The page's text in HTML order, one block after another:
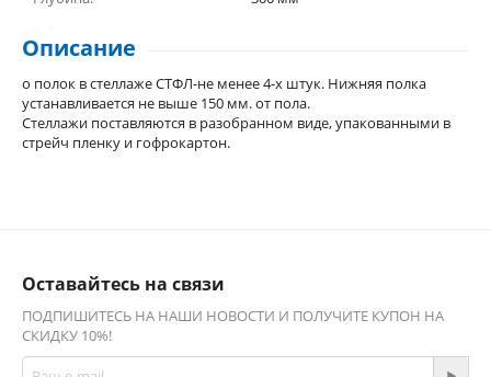
Описание
о полок в стеллаже СТФЛ-не менее 4-х штук. Нижняя полка
устанавливается не выше 150 мм. от пола.
Стеллажи поставляются в разобранном виде, упакованными в
стрейч пленку и гофрокартон.
Оставайтесь на связи
ПОДПИШИТЕСЬ НА НАШИ НОВОСТИ И ПОЛУЧИТЕ КУПОН НА
СКИДКУ 10%!